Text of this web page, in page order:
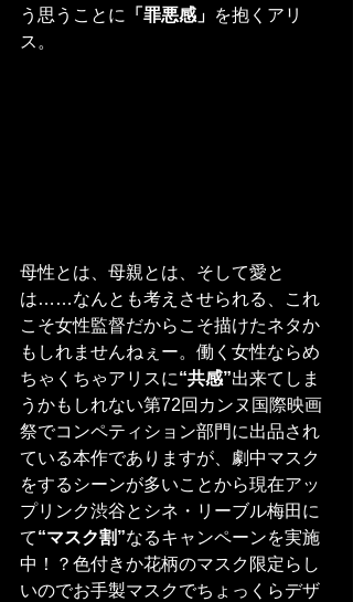
う思うことに
「罪悪感」 を抱くアリ
ス。
母性とは、母親とは、そして愛と
は……なんとも考えさせられる、これ
こそ女性監督だからこそ描けたネタか
もしれませんねぇー。働く女性ならめ
ちゃくちゃアリスに“共感”出来てしま
うかもしれない第72回カンヌ国際映画
祭でコンペティション部門に出品され
ている本作でありますが、劇中マスク
をするシーンが多いことから現在アッ
プリンク渋谷とシネ・リーブル梅田に
て“マスク割”なるキャンペーンを実施
中！？色付きか花柄のマスク限定らし
いのでお手製マスクでちょっくらデザ